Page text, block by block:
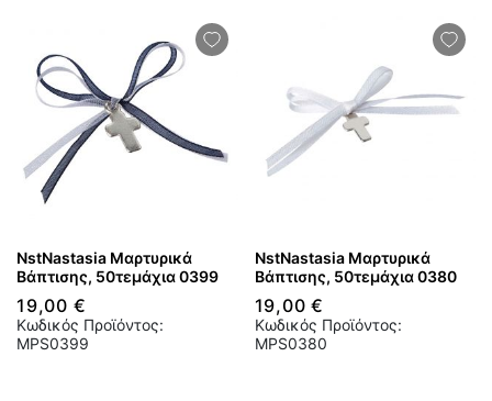
NstNastasia Μαρτυρικά
Βάπτισης, 50τεμάχια 0399
19,00 €
Κωδικός Προϊόντος:
MPS0399
NstNastasia Μαρτυρικά
Βάπτισης, 50τεμάχια 0380
19,00 €
Κωδικός Προϊόντος:
MPS0380